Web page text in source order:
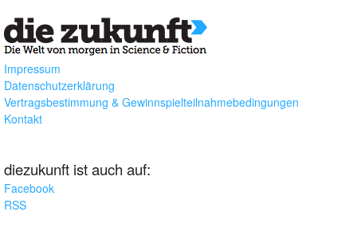
Impressum
Datenschutzerklärung
Vertragsbestimmung & Gewinnspielteilnahmebedingungen
Kontakt
diezukunft ist auch auf:
Facebook
RSS